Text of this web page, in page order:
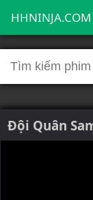
HHNINJA.COM
Đội Quân